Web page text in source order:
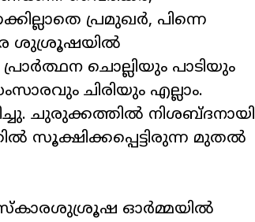
പ്രമുഖർ, പിന്നെ
ശുശ്രൂഷയിൽ
പ്രാർത്ഥന ചൊല്ലിയും പാടിയും
ചിരിയും എല്ലാം.
ചുരുക്കത്തിൽ നിശബ്ദനായി
സൂക്ഷിക്കപ്പെട്ടിരുന്ന മുതൽ
ഓർമ്മയിൽ